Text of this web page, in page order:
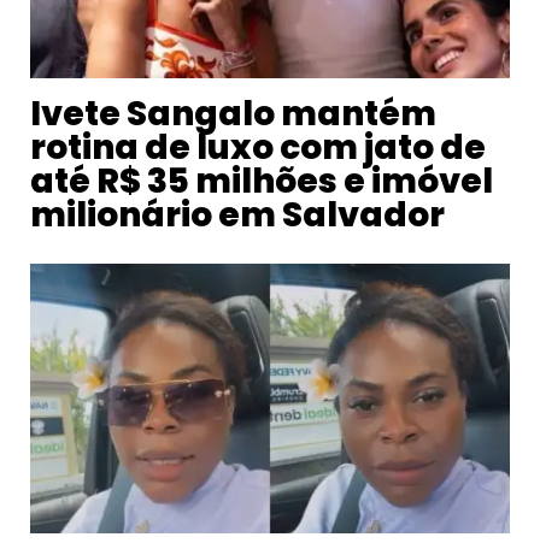
Ivete Sangalo mantém
rotina de luxo com jato de
até R$ 35 milhões e imóvel
milionário em Salvador